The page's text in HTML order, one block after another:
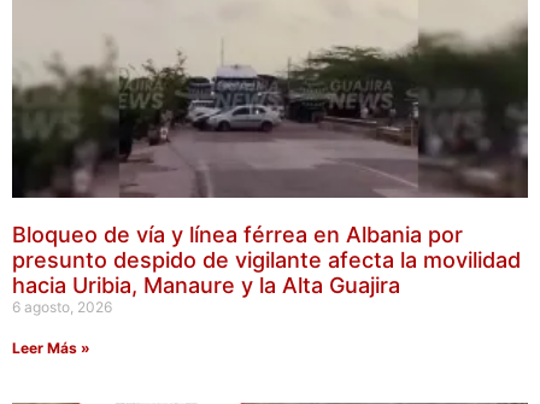
Bloqueo de vía y línea férrea en Albania por
presunto despido de vigilante afecta la movilidad
hacia Uribia, Manaure y la Alta Guajira
6 agosto, 2026
Leer Más »